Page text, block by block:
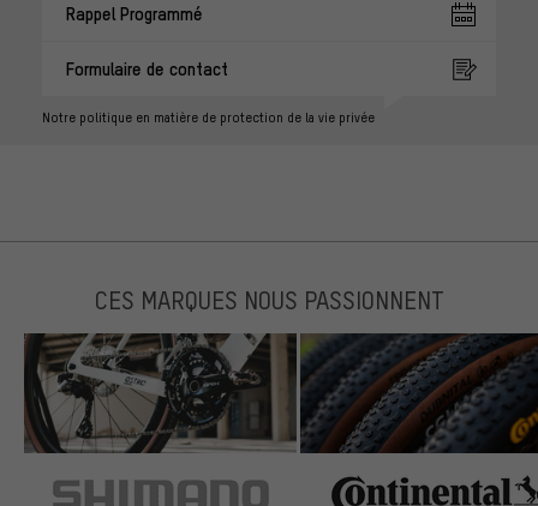
Rappel Programmé
Formulaire de contact
Notre politique en matière de protection de la vie privée
CES MARQUES NOUS PASSIONNENT